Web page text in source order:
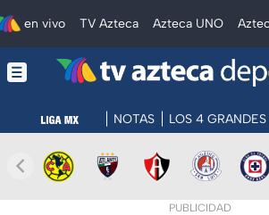
en vivo TV Azteca Azteca UNO
NOTAS LOS 4 GRANDES
PUBLICIDAD